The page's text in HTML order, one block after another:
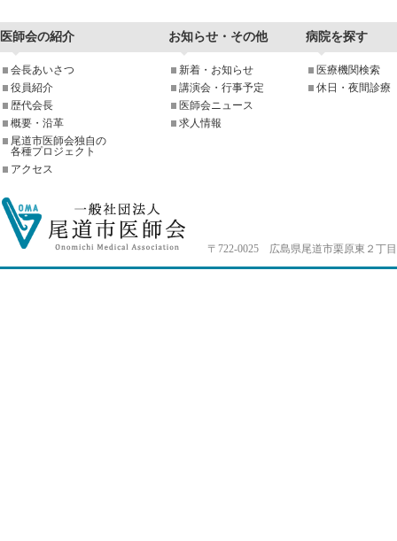
医師会の紹介 お知らせ・その他 病院を探す
会長あいさつ
役員紹介
歴代会長
概要・沿革
尾道市医師会独自の
各種プロジェクト
アクセス
新着・お知らせ
講演会・行事予定
医師会ニュース
求人情報
医療機関検索
休日・夜間診療
〒722-0025 広島県尾道市栗原東２丁